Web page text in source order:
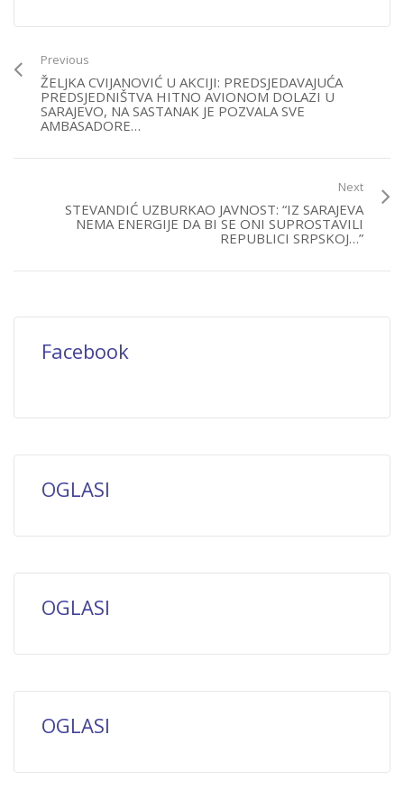
Previous
ŽELJKA CVIJANOVIĆ U AKCIJI: PREDSJEDAVAJUĆA
PREDSJEDNIŠTVA HITNO AVIONOM DOLAZI U
SARAJEVO, NA SASTANAK JE POZVALA SVE
AMBASADORE…
Next
STEVANDIĆ UZBURKAO JAVNOST: “IZ SARAJEVA
NEMA ENERGIJE DA BI SE ONI SUPROSTAVILI
REPUBLICI SRPSKOJ…”
Facebook
OGLASI
OGLASI
OGLASI